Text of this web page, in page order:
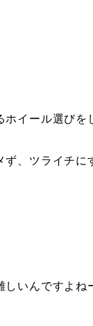
ホイール選びを
ず、ツライチに
しいんですよね